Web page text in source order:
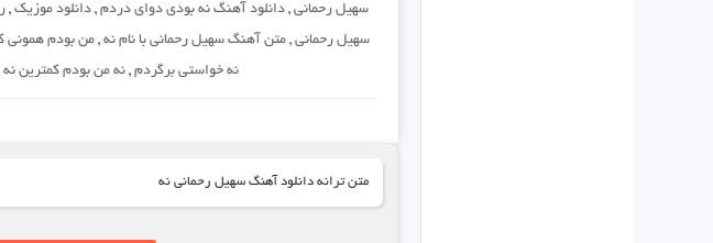
سهیل رحمانی, دانلود آهنگ نه بودی دوای دردم, دانلود موزیک,
سهیل رحمانی ,متن آهنگ سهیل رحمانی با نام نه ,من بودم همونى
نه خواستى برگردم ,نه من بودم کمترین
متن ترانه دانلود آهنگ سهیل رحمانی نه